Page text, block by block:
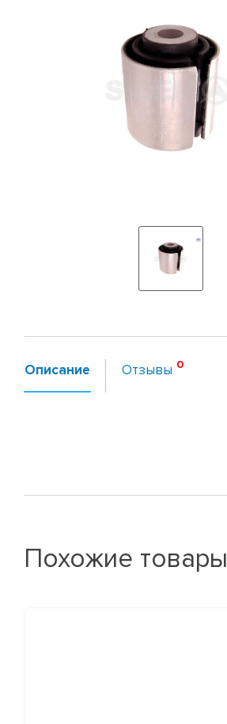
Описание Отзывы
Похожие товары